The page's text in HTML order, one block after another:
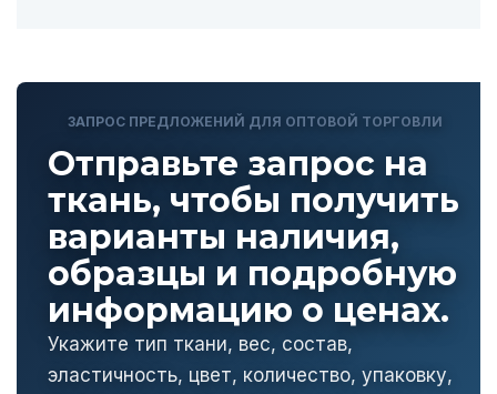
ЗАПРОС ПРЕДЛОЖЕНИЙ ДЛЯ ОПТОВОЙ ТОРГОВЛИ
Отправьте запрос на
ткань, чтобы получить
варианты наличия,
образцы и подробную
информацию о ценах.
Укажите тип ткани, вес, состав,
эластичность, цвет, количество, упаковку,